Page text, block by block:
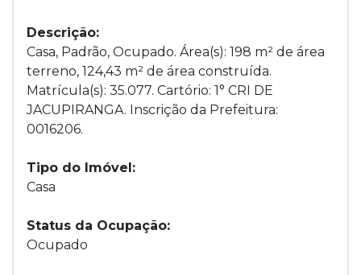
Descrição:
Casa, Padrão, Ocupado. Área(s): 198 m² de área
terreno, 124,43 m² de área construída.
Matrícula(s): 35.077. Cartório: 1° CRI DE
JACUPIRANGA. Inscrição da Prefeitura:
0016206.
Tipo do Imóvel:
Casa
Status da Ocupação:
Ocupado